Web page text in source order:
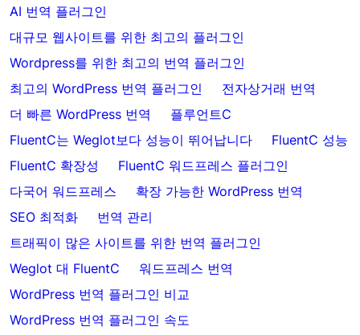
AI 번역 플러그인
대규모 웹사이트를 위한 최고의 플러그인
Wordpress를 위한 최고의 번역 플러그인
최고의 WordPress 번역 플러그인
전자상거래 번역
더 빠른 WordPress 번역
플루언트C
FluentC는 Weglot보다 성능이 뛰어납니다
FluentC 성능
FluentC 확장성
FluentC 워드프레스 플러그인
다국어 워드프레스
확장 가능한 WordPress 번역
SEO 최적화
번역 관리
트래픽이 많은 사이트를 위한 번역 플러그인
Weglot 대 FluentC
워드프레스 번역
WordPress 번역 플러그인 비교
WordPress 번역 플러그인 속도